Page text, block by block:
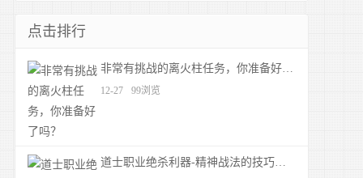
点击排行
非常有挑战的离火柱任务，你准备好了吗？
12-27 99浏览
道士职业绝杀利器-精神战法的技巧与应用